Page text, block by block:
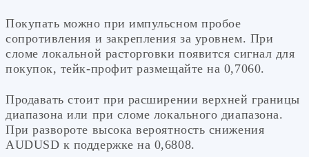
Покупать можно при импульсном пробое
сопротивления и закрепления за уровнем. При
сломе локальной расторговки появится сигнал для
покупок, тейк-профит размещайте на 0,7060.
Продавать стоит при расширении верхней границы
диапазона или при сломе локального диапазона.
При развороте высока вероятность снижения
AUDUSD к поддержке на 0,6808.